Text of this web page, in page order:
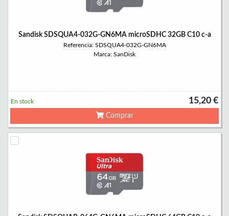
Sandisk SDSQUA4-032G-GN6MA microSDHC 32GB C10 c-a
Referencia: SDSQUA4-032G-GN6MA
Marca: SanDisk
15,20 €
En stock
Comprar